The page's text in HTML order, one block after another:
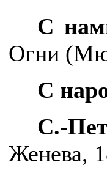
С
Огни
С
С.-
Женева,